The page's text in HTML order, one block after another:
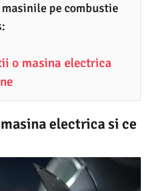
pe combustie
o masina electrica
electrica si ce